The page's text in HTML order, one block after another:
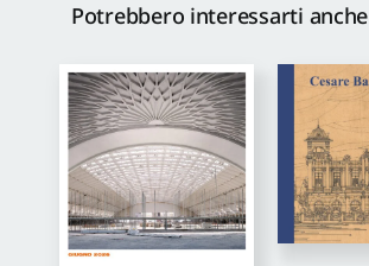
Potrebbero interessarti anche